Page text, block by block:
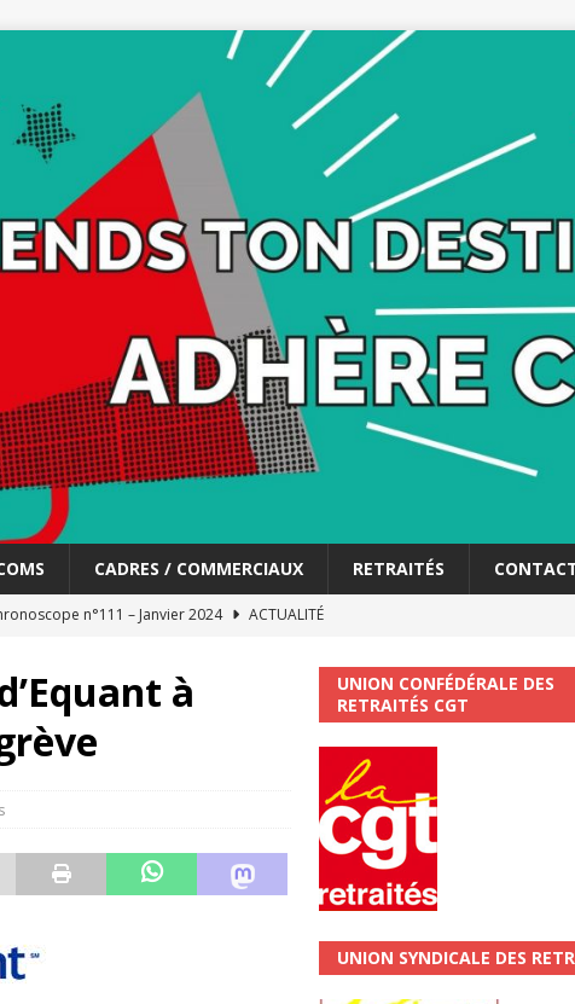
CADRES / COMMERCIAUX RETRAITÉS
n°111 – Janvier 2024
ACTUALITÉ
Postiers Gardons la main sur nos congés !
changements et…. des augmentations pour les salariéS !!!
de développement de la Direction Commerciale DDCE/Télévente :
Activités Sociales et Culturelles : Un droit, pas un cadeau !
SECTEUR
à
UNION CONFÉDÉRALE DES
RETRAITÉS CGT
UNION SYNDICALE DES